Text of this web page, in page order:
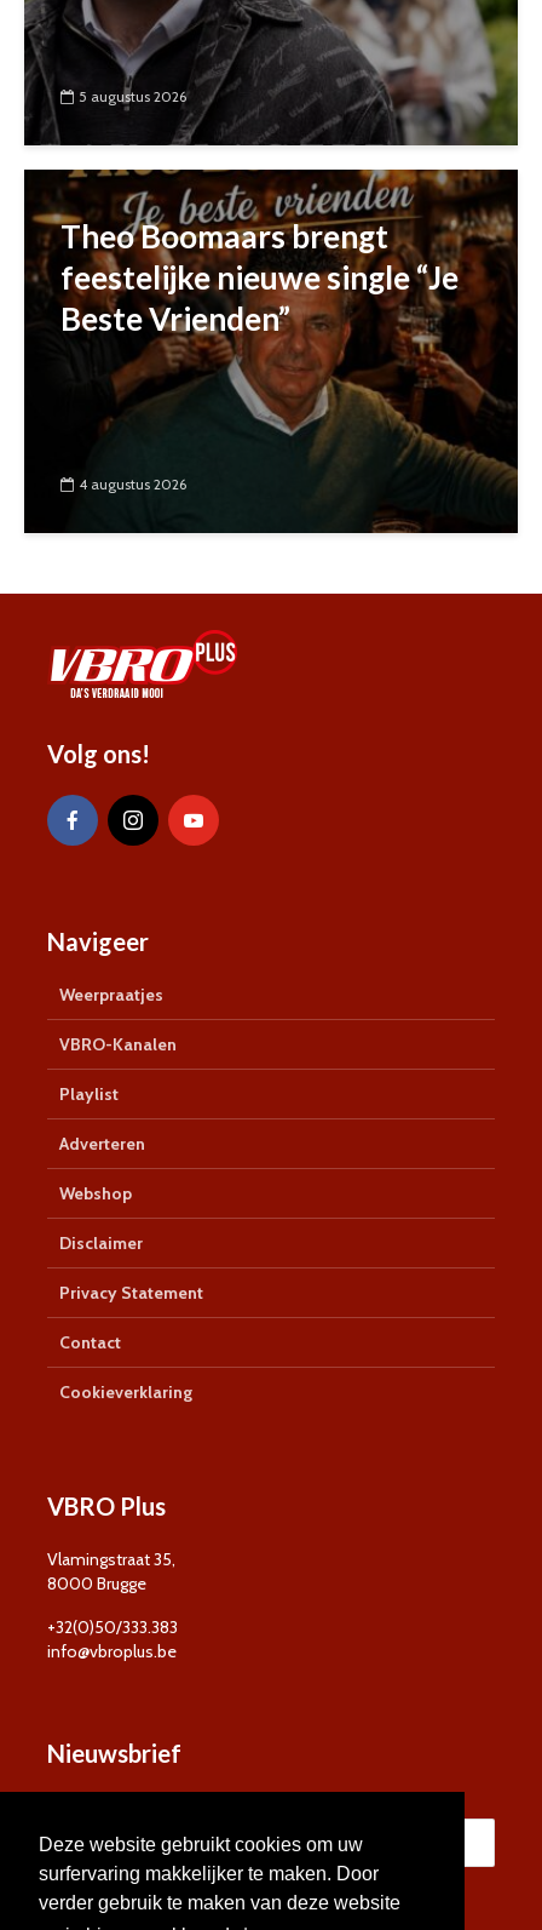
Deze website gebruikt cookies om uw
surfervaring makkelijker te maken. Door
verder gebruik te maken van deze website
5 augustus 2026
Theo Boomaars brengt
feestelijke nieuwe single “Je
Beste Vrienden”
4 augustus 2026
Volg ons!
Navigeer
Weerpraatjes
VBRO-Kanalen
Playlist
Adverteren
Webshop
Disclaimer
Privacy Statement
Contact
Cookieverklaring
VBRO Plus
Vlamingstraat 35,
8000 Brugge
+32(0)50/333.383
info@vbroplus.be
Nieuwsbrief